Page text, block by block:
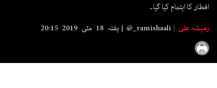
افطار کا اہتمام کیا گیا۔
رمیشہ علی
@_ramishaali ہفتہ 18 مئی 2019 20:15